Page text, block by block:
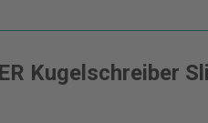
Kugelschreiber